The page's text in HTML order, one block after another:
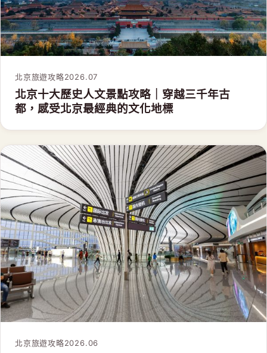
北京旅遊攻略2026.07
北京十大歷史人文景點攻略｜穿越三千年古
都，感受北京最經典的文化地標
北京旅遊攻略2026.06